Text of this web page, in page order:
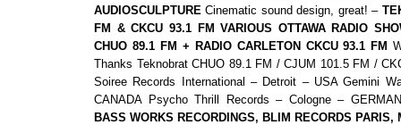
AUDIOSCULPTURE Cinematic sound design, great! –
FM & CKCU 93.1 FM VARIOUS OTTAWA RADIO
CHUO 89.1 FM + RADIO CARLETON CKCU 93.1 FM
Thanks Teknobrat CHUO 89.1 FM / CJUM 101.5 FM /
Soiree Records International – Detroit – USA Gemini
CANADA Psycho Thrill Records – Cologne –
BASS WORKS RECORDINGS, BLIM RECORDS PARIS,